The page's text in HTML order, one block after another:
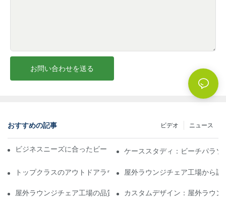
お問い合わせを送る
おすすめの記事 ニュース
ビデオ
ビジネスニーズに合ったビーチパラソル販売業者を見つける
ケーススタディ：ビーチパラ
トップクラスのアウトドアラウンジチェア工場に期待できること
屋外ラウンジチェア工場から調
屋外ラウンジチェア工場の品質評価方法カスタムデザイン：屋外ラウ